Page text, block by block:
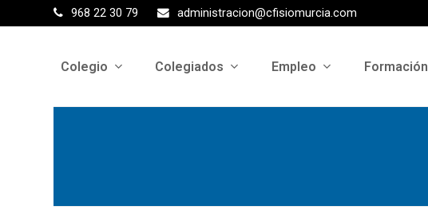
968 22 30 79 administracion@cfisiomurcia.com
Colegio Colegiados Empleo Formación